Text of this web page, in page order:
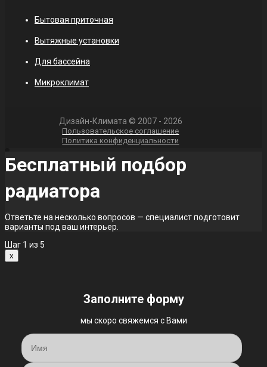
Бытовая приточная
Вытяжные установки
Для бассейна
Микроклимат
Дизайн-Климата © 2007 - 2026
Пользовательское соглашение
Политика конфиденциальности
Бесплатный подбор
радиатора
Ответьте на несколько вопросов — специалист подготовит
варианты под ваш интерьер.
Шаг 1 из 5
x
Заполните форму
мы скоро свяжемся с Вами